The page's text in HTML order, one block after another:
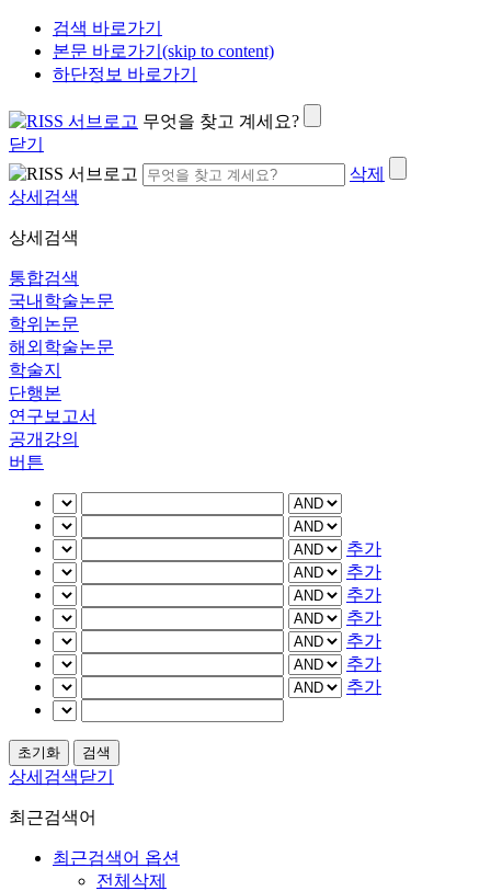
검색 바로가기
본문 바로가기(skip to content)
하단정보 바로가기
무엇을 찾고 계세요?
닫기
삭제
상세검색
상세검색
통합검색
국내학술논문
학위논문
해외학술논문
학술지
단행본
연구보고서
공개강의
버튼
추가
추가
추가
추가
추가
추가
추가
상세검색닫기
최근검색어
최근검색어 옵션
전체삭제